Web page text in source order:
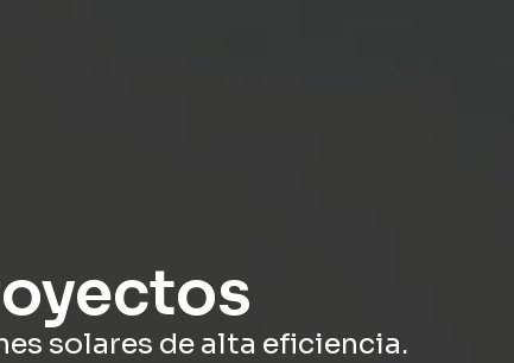
solares de alta eficiencia.